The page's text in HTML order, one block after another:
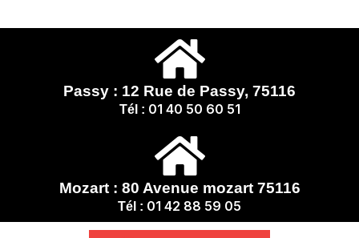
Passy : 12 Rue de Passy, 75116
Tél : 01 40 50 60 51
Mozart : 80 Avenue mozart 75116
Tél : 01 42 88 59 05